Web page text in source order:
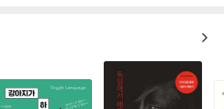
사람의 눈으로 개를 보고 있다는 생각이 들 때
전 서울시립과학관장 역시 이 책의 미덕으로
’이라는 점을 들었다. 그렇다면 개의 눈으로
까. 우리는 개들을 혹시 항상 옆에서 지켜보고